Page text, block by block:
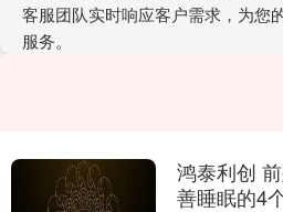
客服团队实时响应客户需求，为您
服务。
鸿泰利创
善睡眠的4